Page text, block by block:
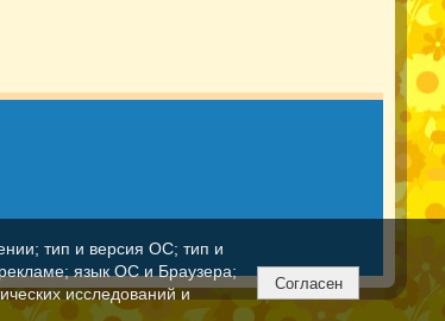
тип и версия ОС; тип и
рекламе; язык ОС и Браузера;
исследований и
Согласен